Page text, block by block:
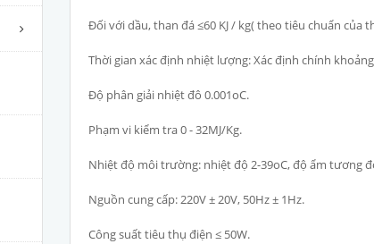
Đối với dầu, than đá ≤60 KJ / kg( theo tiêu chuẩn của
Thời gian xác định nhiệt lượng: Xác định chính
Độ phân giải nhiệt đô 0.001oC.
Phạm vi kiểm tra 0 - 32MJ/Kg.
Nhiệt độ môi trường: nhiệt độ 2-39oC, độ ẩm tương
Nguồn cung cấp: 220V ± 20V, 50Hz ± 1Hz.
Công suất tiêu thụ điện ≤ 50W.